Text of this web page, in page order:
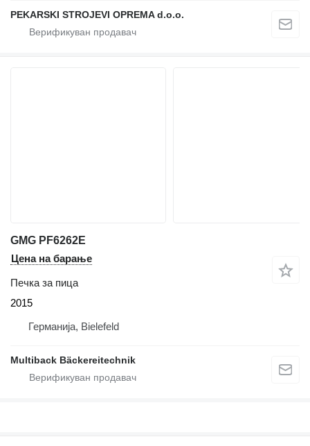
PEKARSKI STROJEVI OPREMA d.o.o.
GMG PF6262E
Цена на барање
Печка за пица
2015
Германија, Bielefeld
Multiback Bäckereitechnik